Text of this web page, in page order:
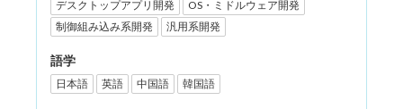
デスクトップアプリ開発
OS・ミドルウェア開発
制御組み込み系開発
汎用系開発
語学
日本語 英語 中国語 韓国語